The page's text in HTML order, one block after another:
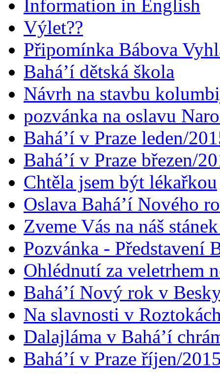
Information in English
Výlet??
Připomínka Bábova
Bahá’í dětská škola
Návrh na stavbu
pozvánka na oslavu
Bahá’í v Praze leden/
Bahá’í v Praze březen/
Chtěla jsem být lékařkou
Oslava Bahá’í Nového
Zveme Vás na náš
Pozvánka - Představení
Ohlédnutí za veletrhem
Bahá’í Nový rok v
Na slavnosti v
Dalajláma v Bahá’í
Bahá’í v Praze říjen/